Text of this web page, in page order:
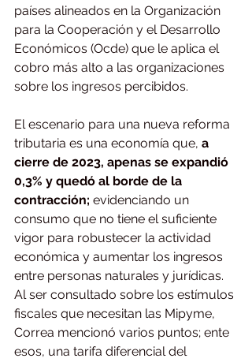
países alineados en la Organización
para la Cooperación y el Desarrollo
Económicos (Ocde) que le aplica el
cobro más alto a las organizaciones
sobre los ingresos percibidos.
El escenario para una nueva reforma
tributaria es una economía que, a
cierre de 2023, apenas se expandió
0,3% y quedó al borde de la
contracción; evidenciando un
consumo que no tiene el suficiente
vigor para robustecer la actividad
económica y aumentar los ingresos
entre personas naturales y jurídicas.
Al ser consultado sobre los estímulos
fiscales que necesitan las Mipyme,
Correa mencionó varios puntos; ente
esos, una ⁠tarifa diferencial del